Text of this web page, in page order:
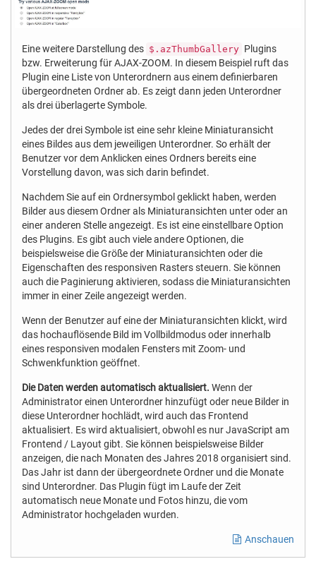
Eine weitere Darstellung des $.azThumbGallery Plugins
bzw. Erweiterung für AJAX-ZOOM. In diesem Beispiel ruft das
Plugin eine Liste von Unterordnern aus einem definierbaren
übergeordneten Ordner ab. Es zeigt dann jeden Unterordner
als drei überlagerte Symbole.
Jedes der drei Symbole ist eine sehr kleine Miniaturansicht
eines Bildes aus dem jeweiligen Unterordner. So erhält der
Benutzer vor dem Anklicken eines Ordners bereits eine
Vorstellung davon, was sich darin befindet.
Nachdem Sie auf ein Ordnersymbol geklickt haben, werden
Bilder aus diesem Ordner als Miniaturansichten unter oder an
einer anderen Stelle angezeigt. Es ist eine einstellbare Option
des Plugins. Es gibt auch viele andere Optionen, die
beispielsweise die Größe der Miniaturansichten oder die
Eigenschaften des responsiven Rasters steuern. Sie können
auch die Paginierung aktivieren, sodass die Miniaturansichten
immer in einer Zeile angezeigt werden.
Wenn der Benutzer auf eine der Miniaturansichten klickt, wird
das hochauflösende Bild im Vollbildmodus oder innerhalb
eines responsiven modalen Fensters mit Zoom- und
Schwenkfunktion geöffnet.
Die Daten werden automatisch aktualisiert. Wenn der
Administrator einen Unterordner hinzufügt oder neue Bilder in
diese Unterordner hochlädt, wird auch das Frontend
aktualisiert. Es wird aktualisiert, obwohl es nur JavaScript am
Frontend / Layout gibt. Sie können beispielsweise Bilder
anzeigen, die nach Monaten des Jahres 2018 organisiert sind.
Das Jahr ist dann der übergeordnete Ordner und die Monate
sind Unterordner. Das Plugin fügt im Laufe der Zeit
automatisch neue Monate und Fotos hinzu, die vom
Administrator hochgeladen wurden.
Anschauen